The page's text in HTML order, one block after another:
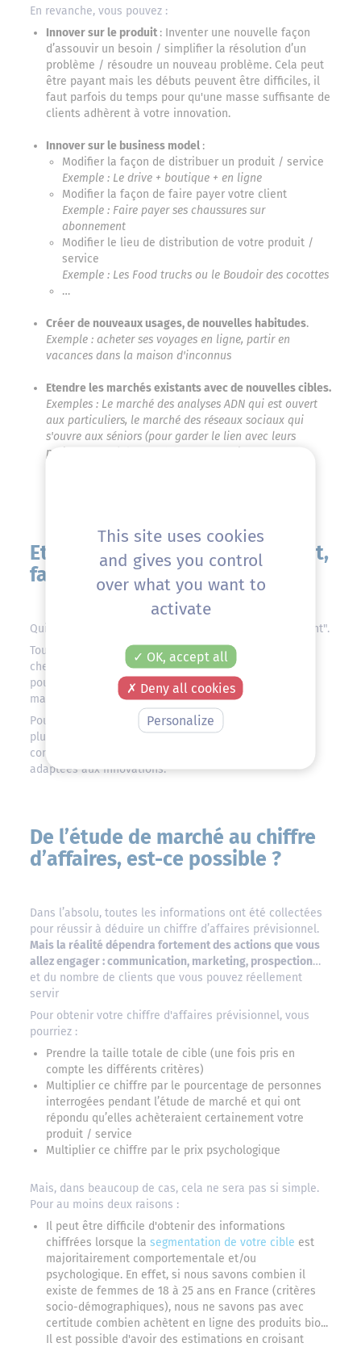
En revanche, vous pouvez :
Innover sur le produit: Inventer une nouvelle façon
d’assouvir un besoin / simplifier la résolution d’un
problème / résoudre un nouveau problème. Cela peut
être payant mais les débuts peuvent être difficiles, il
faut parfois du temps pour qu'une masse suffisante de
clients adhèrent à votre innovation.
Innover sur le business model :
Modifier la façon de distribuer un produit / service
Exemple : Le drive + boutique + en ligne
Modifier la façon de faire payer votre client
Exemple : Faire payer ses chaussures sur
abonnement
Modifier le lieu de distribution de votre produit /
service
Exemple : Les Food trucks ou le Boudoir des cocottes
…
Créer de nouveaux usages, de nouvelles habitudes.
Exemple : acheter ses voyages en ligne, partir en
vacances dans la maison d'inconnus
Etendre les marchés existants avec de nouvelles cibles.
Exemples : Le marché des analyses ADN qui est ouvert
aux particuliers, le marché des réseaux sociaux qui
s'ouvre aux séniors (pour garder le lien avec leurs
petits-enfants), le marché du sport qui s'ouvre aux
Et si le produit est très innovant,
faut-il une étude de marché ?
Qui dit "produit innovant" dit "recherche de financement".
Tout financeur sera sensible au fait que vous ayez
cherché à
comprendrequi seraient vos clients (et
pourquoi ils achèteraient). C'est le but d'une étude de
marché :
analyser pour comprendre.
Pour une innovation, la méthode d'étude de marché la
plus efficace est la méthode du lean start-up
comporte des phases d'enquêtes très qualitative très
adaptées aux innovations.
De l’étude de marché au chiffre
d’affaires, est-ce possible ?
Dans l’absolu, toutes les informations ont été collectées
pour réussir à déduire un chiffre d’affaires prévisionnel.
Mais la réalité dépendra fortement des actions que vous
allez engager : communication, marketing, prospection…
et du nombre de clients que vous pouvez réellement
servir
Pour obtenir votre chiffre d'affaires prévisionnel, vous
pourriez :
Prendre la taille totale de cible (une fois pris en
compte les différents critères)
Multiplier ce chiffre par le pourcentage de personnes
interrogées pendant l’étude de marché et qui ont
répondu qu’elles achèteraient certainement votre
produit / service
Multiplier ce chiffre par le prix psychologique
Mais, dans beaucoup de cas, cela ne sera pas si simple.
Pour au moins deux raisons :
Il peut être difficile d'obtenir des informations
chiffrées lorsque la segmentation de votre cible est
majoritairement comportementale et/ou
psychologique. En effet, si nous savons combien il
existe de femmes de 18 à 25 ans en France (critères
socio-démographiques), nous ne savons pas avec
certitude combien achètent en ligne des produits bio...
Il est possible d'avoir des estimations en croisant
This site uses cookies
and gives you control
over what you want to
activate
OK, accept all
Deny all cookies
Personalize